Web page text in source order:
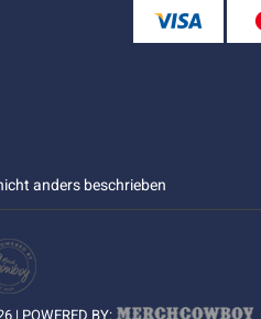
anders beschrieben